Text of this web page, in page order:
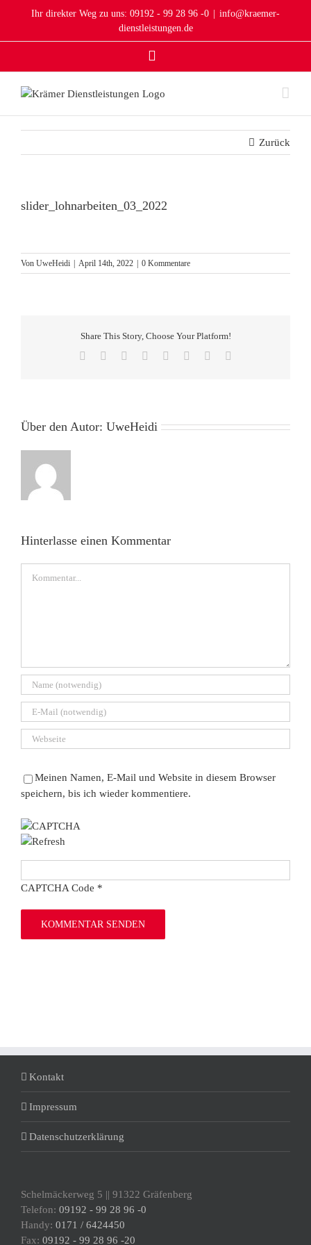
Ihr direkter Weg zu uns: 09192 - 99 28 96 -0 | info@kraemer-
dienstleistungen.de
Zurück
slider_lohnarbeiten_03_2022
Von UweHeidi April 14th, 2022 0 Kommentare
Share This Story, Choose Your Platform!
Facebook Reddit LinkedIn
TumblrPinterest
Über den Autor: UweHeidi
Hinterlasse einen Kommentar
Meinen Namen, E-Mail und Website in diesem Browser
speichern, bis ich wieder kommentiere.
CAPTCHA Code *
Kontakt
Impressum
Datenschutzerklärung
Schelmäckerweg 5 || 91322 Gräfenberg
Telefon: 09192 - 99 28 96 -0
Handy: 0171 / 6424450
Fax: 09192 - 99 28 96 -20